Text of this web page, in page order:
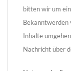
bitten wir um
Bekanntwerden
Inhalte
Nachricht über